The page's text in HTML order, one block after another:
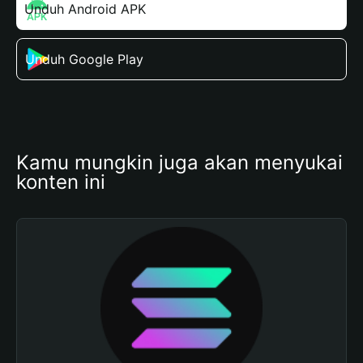
Unduh Android APK
Unduh Google Play
Kamu mungkin juga akan menyukai
konten ini